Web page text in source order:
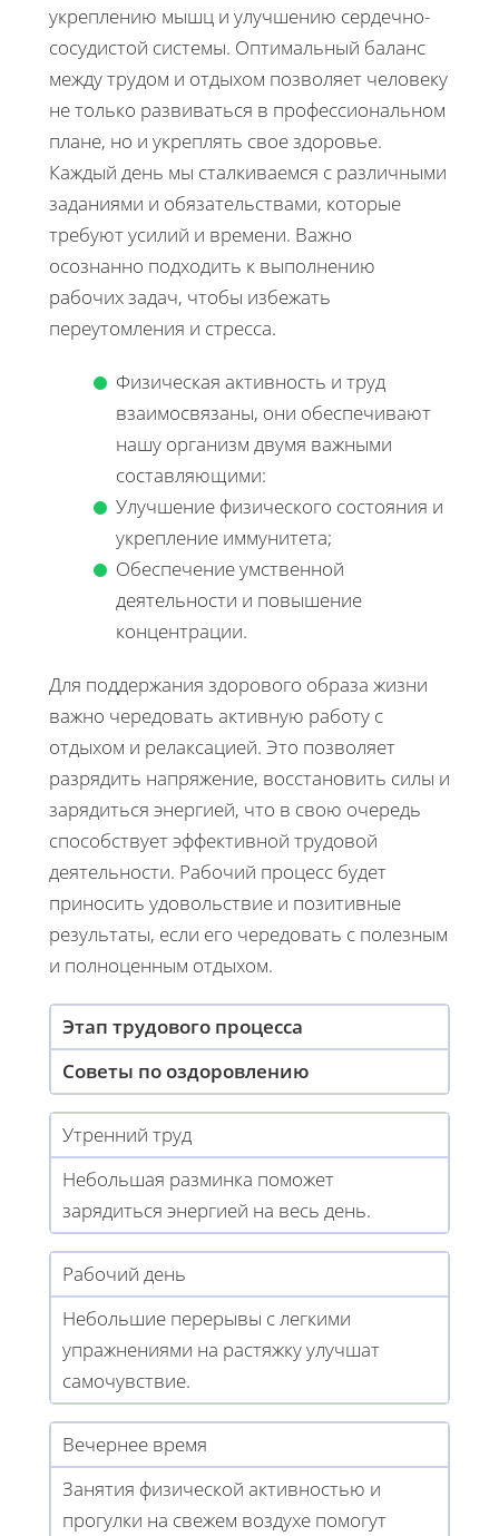
укреплению мышц и улучшению сердечно-
сосудистой системы. Оптимальный баланс
между трудом и отдыхом позволяет человеку
не только развиваться в профессиональном
плане, но и укреплять свое здоровье.
Каждый день мы сталкиваемся с различными
заданиями и обязательствами, которые
требуют усилий и времени. Важно
осознанно подходить к выполнению
рабочих задач, чтобы избежать
переутомления и стресса.
Физическая активность и труд
взаимосвязаны, они обеспечивают
нашу организм двумя важными
составляющими:
Улучшение физического состояния и
укрепление иммунитета;
Обеспечение умственной
деятельности и повышение
концентрации.
Для поддержания здорового образа жизни
важно чередовать активную работу с
отдыхом и релаксацией. Это позволяет
разрядить напряжение, восстановить силы и
зарядиться энергией, что в свою очередь
способствует эффективной трудовой
деятельности. Рабочий процесс будет
приносить удовольствие и позитивные
результаты, если его чередовать с полезным
и полноценным отдыхом.
Этап трудового процесса
Советы по оздоровлению
Утренний труд
Небольшая разминка поможет
зарядиться энергией на весь день.
Рабочий день
Небольшие перерывы с легкими
упражнениями на растяжку улучшат
самочувствие.
Вечернее время
Занятия физической активностью и
прогулки на свежем воздухе помогут